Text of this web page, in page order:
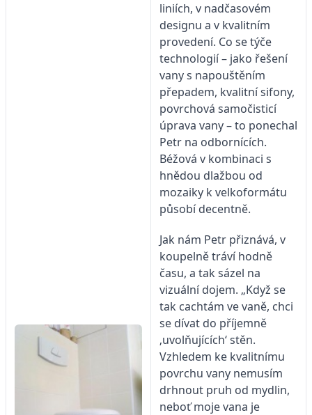
liniích, v nadčasovém
designu a v kvalitním
provedení. Co se týče
technologií – jako řešení
vany s napouštěním
přepadem, kvalitní sifony,
povrchová samočisticí
úprava vany – to ponechal
Petr na odbornících.
Béžová v kombinaci s
hnědou dlažbou od
mozaiky k velkoformátu
působí decentně.
Jak nám Petr přiznává, v
koupelně tráví hodně
času, a tak sázel na
vizuální dojem. „Když se
tak cachtám ve vaně, chci
se dívat do příjemně
‚uvolňujících‘ stěn.
Vzhledem ke kvalitnímu
povrchu vany nemusím
drhnout pruh od mydlin,
neboť moje vana je